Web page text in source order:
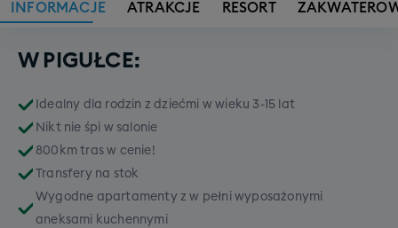
INFORMACJE ATRAKCJE RESORT
W PIGUŁCE:
Idealny dla rodzin z dziećmi w wieku 3-15 lat
Nikt nie śpi w salonie
800km tras w cenie!
Transfery na stok
Wygodne apartamenty z w pełni wyposażonymi
aneksami kuchennymi